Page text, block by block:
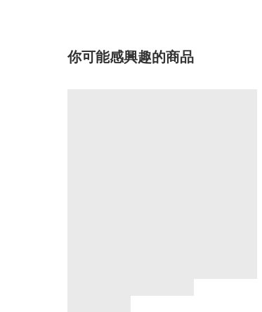
你可能感興趣的商品